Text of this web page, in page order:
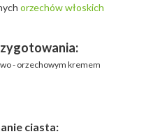
orzechów włoskich
- orzechowym kremem
ciasta: